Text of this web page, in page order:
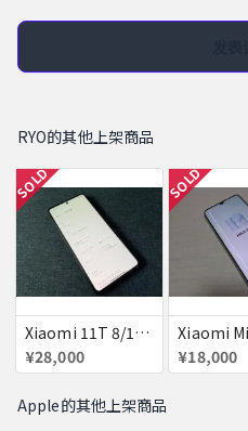
RYO的其他上架商品
SOLD
Xiaomi 11T 8/128 本体のみ
¥28,000
SOLD
¥18,000
Apple的其他上架商品